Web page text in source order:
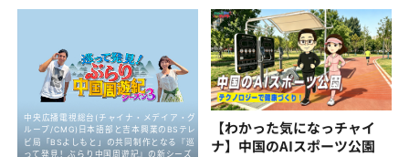
【わかった気になっチャイ
ナ】中国のAIスポーツ公園